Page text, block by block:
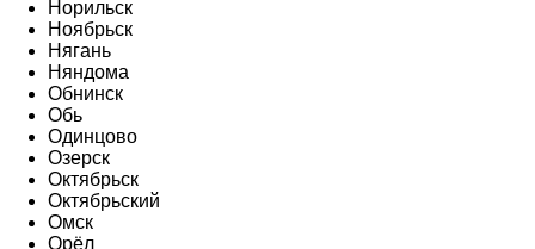
Норильск
Ноябрьск
Нягань
Няндома
Обнинск
Обь
Одинцово
Озерск
Октябрьск
Октябрьский
Омск
Орёл